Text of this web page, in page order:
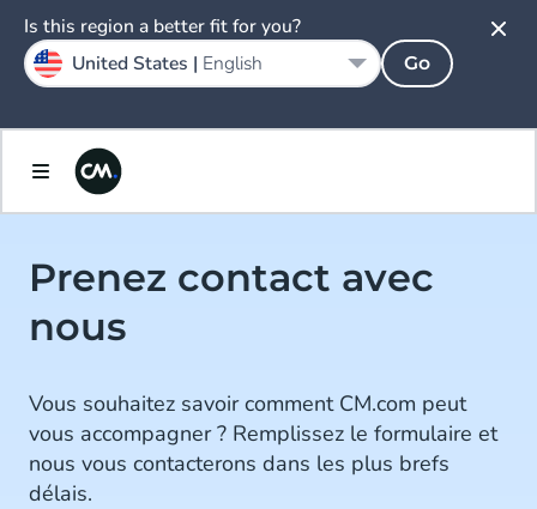
Prenez contact avec
nous
Vous souhaitez savoir comment CM.com peut
vous accompagner ? Remplissez le formulaire et
nous vous contacterons dans les plus brefs
délais.
Is this region a better fit for you?
United States | English Go